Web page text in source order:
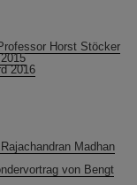
Horst Stöcker
2016
Madhan
von Bengt